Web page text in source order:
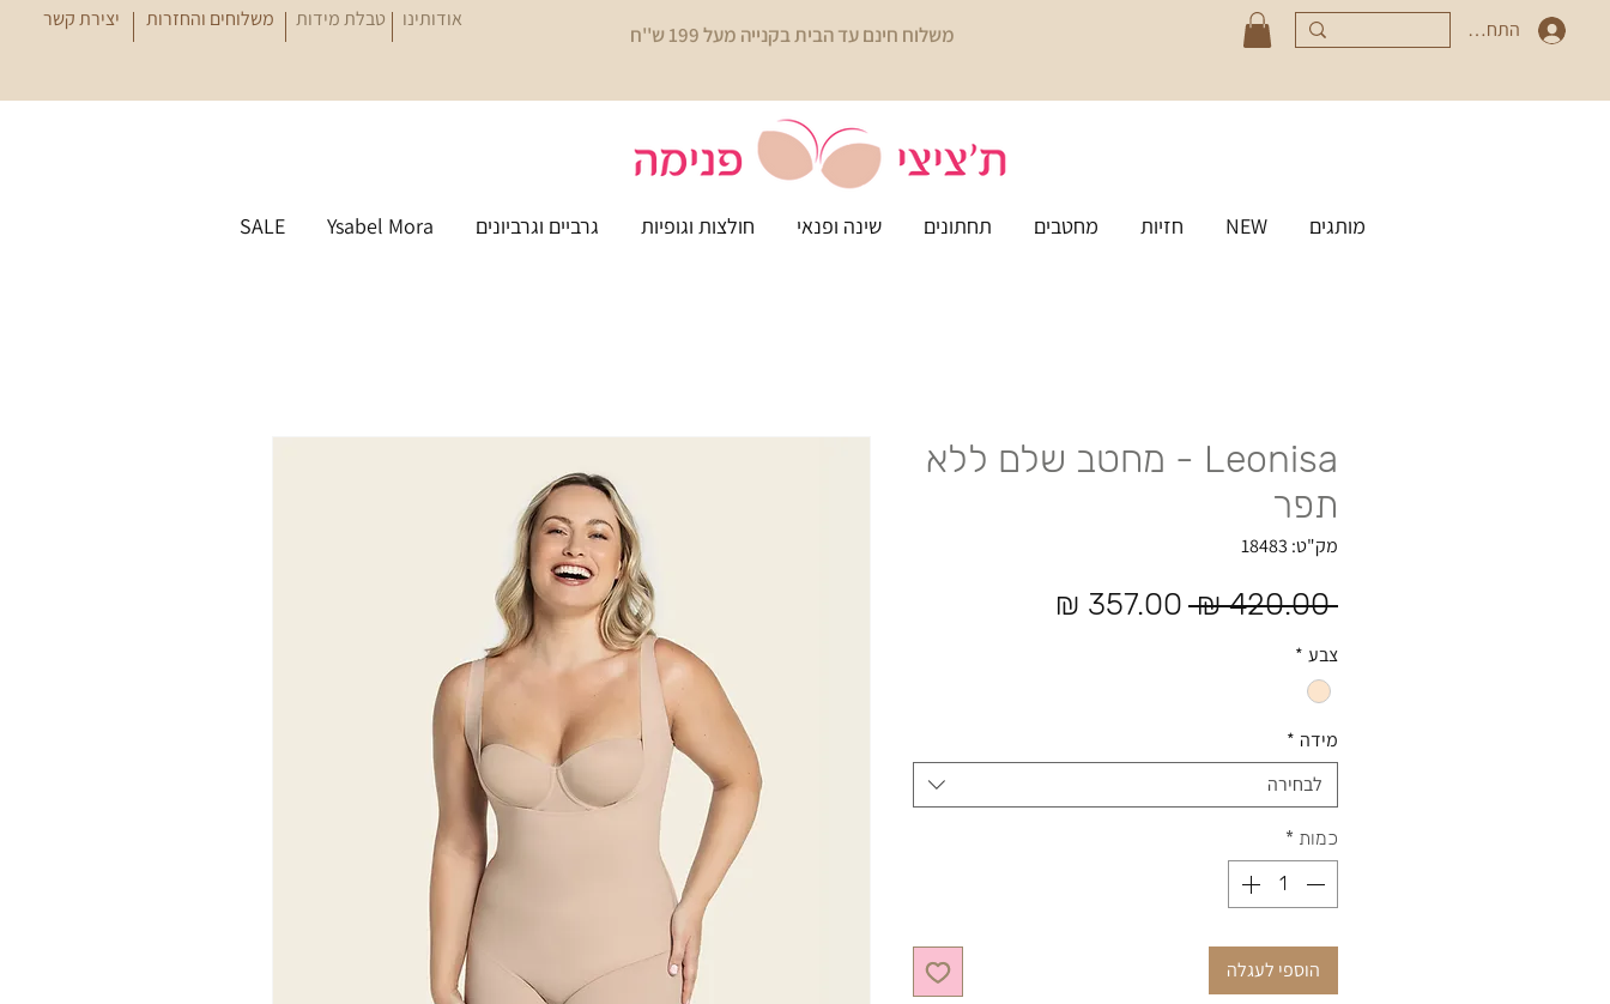
יצירת קשר משלוחים והחזרות טבלת מידות אודותינו
משלוח חינם עד הבית בקנייה מעל 199 ש''ח התחברי
מותגים NEW חזיות מחטבים תחתונים שינה ופנאי חולצות וגופיות גרביים וגרביונים Ysabel Mora
SALE
Leonisa - מחטב שלם ללא
תפר
מק"ט: 18483
‏420.00 ‏₪ מחיר רגיל
צבע *
מידה *
לבחירה
כמות *
הוספי לעגלה